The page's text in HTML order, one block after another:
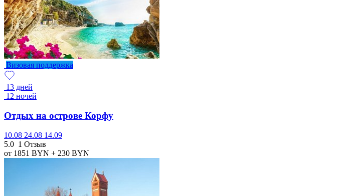
Визовая поддержка
13 дней
12 ночей
Отдых на острове Корфу
10.08 24.08 14.09
5.0 1 Отзыв
от 1851 BYN + 230 BYN